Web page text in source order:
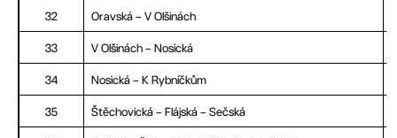
32 Oravská – V Olšinách
33 V Olšinách – Nosická
34 Nosická – K Rybníčkům
35 Štěchovická – Flájská – Sečská